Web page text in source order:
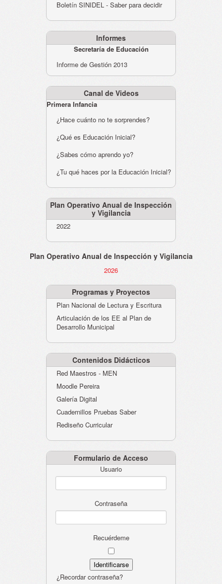
Boletín SINIDEL - Saber para decidir
Informes
Secretaría de Educación
Informe de Gestión 2013
Canal de Videos
Primera Infancia
¿Hace cuánto no te sorprendes?
¿Qué es Educación Inicial?
¿Sabes cómo aprendo yo?
¿Tu qué haces por la Educación Inicial?
Plan Operativo Anual de Inspección
y Vigilancia
2022
Plan Operativo Anual de Inspección y Vigilancia
2026
Programas y Proyectos
Plan Nacional de Lectura y Escritura
Articulación de los EE al Plan de
Desarrollo Municipal
Contenidos Didácticos
Red Maestros - MEN
Moodle Pereira
Galería Digital
Cuadernillos Pruebas Saber
Rediseño Curricular
Formulario de Acceso
Usuario
Contraseña
Recuérdeme
¿Recordar contraseña?